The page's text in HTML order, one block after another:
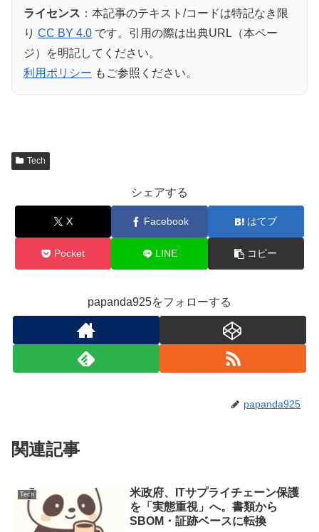
ライセンス ：本記事のテキスト/コードは特記なき限
り CC BY 4.0 です。引用の際は出典URL（本ペー
ジ）を明記してください。
利用ポリシー もご参照ください。
Tech
シェアする
X Facebook はてブ
Pocket LINE コピー
papanda925をフォローする
papanda925
関連記事
Tech
米政府、ITサプライチェーン保護
を「実態重視」へ。書類から
SBOM・証跡ベースに転換